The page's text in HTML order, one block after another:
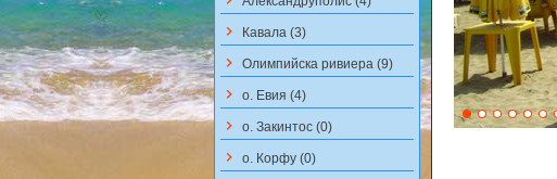
keyboard_arrow_right Кавала (3)
keyboard_arrow_right Олимпийска ривиера (9)
keyboard_arrow_right о. Евия (4)
keyboard_arrow_right о. Закинтос (0)
keyboard_arrow_right о. Корфу (0)